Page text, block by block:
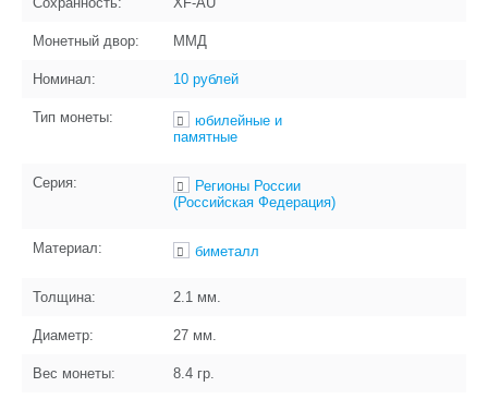
Монетный двор: ММД
Номинал: 10 рублей
Тип монеты:
юбилейные и
памятные
Серия:
Регионы России
(Российская Федерация)
Материал: биметалл
Толщина: 2.1 мм.
Диаметр: 27 мм.
Вес монеты: 8.4 гр.